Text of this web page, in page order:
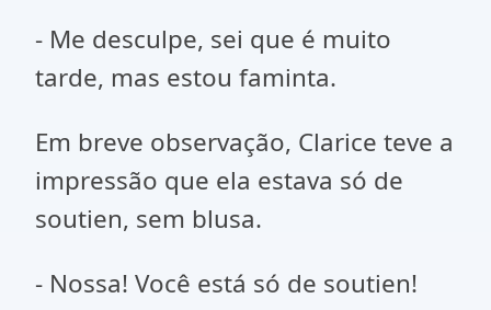
- Me desculpe, sei que é muito
tarde, mas estou faminta.
Em breve observação, Clarice teve a
impressão que ela estava só de
soutien, sem blusa.
- Nossa! Você está só de soutien!